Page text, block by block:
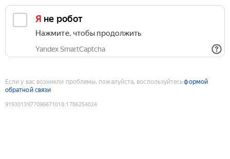
Я не робот
Нажмите, чтобы продолжить
Yandex SmartCaptcha
Если у вас возникли проблемы, пожалуйста, воспользуйтесьформой
обратной связи
9193013977096671018:1786254024